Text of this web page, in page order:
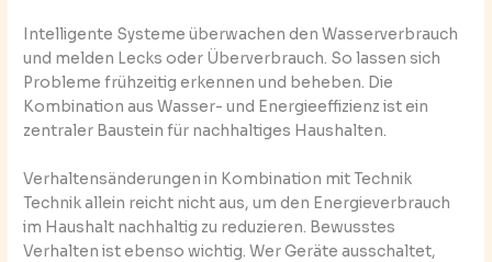
Intelligente Systeme überwachen den Wasserverbrauch
und melden Lecks oder Überverbrauch. So lassen sich
Probleme frühzeitig erkennen und beheben. Die
Kombination aus Wasser- und Energieeffizienz ist ein
zentraler Baustein für nachhaltiges Haushalten.
Verhaltensänderungen in Kombination mit Technik
Technik allein reicht nicht aus, um den Energieverbrauch
im Haushalt nachhaltig zu reduzieren. Bewusstes
Verhalten ist ebenso wichtig. Wer Geräte ausschaltet,